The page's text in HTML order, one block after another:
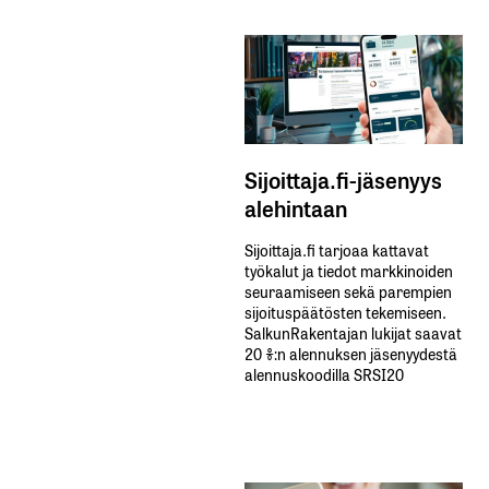
Sähköpostiosoitettasi ei julkaista.Pakolliset
Nimesi tai nimimerkkisi*
Sijoittaja.fi-jäsenyys
alehintaan
Sijoittaja.fi tarjoaa kattavat
työkalut ja tiedot markkinoiden
seuraamiseen sekä parempien
sijoituspäätösten tekemiseen.
SalkunRakentajan lukijat saavat
20 %:n alennuksen jäsenyydestä
alennuskoodilla SRSI20